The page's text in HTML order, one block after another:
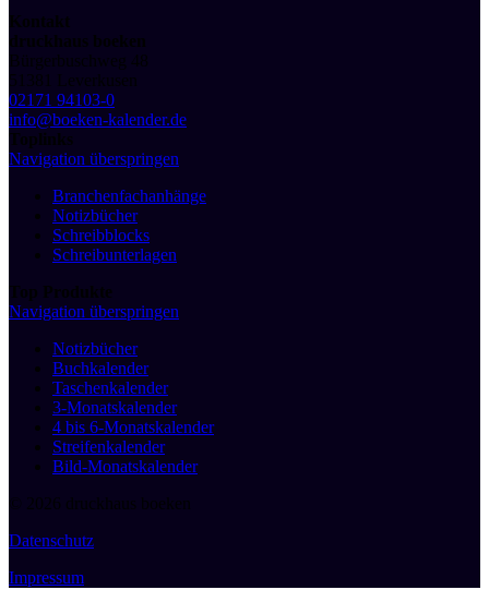
Kontakt
druckhaus boeken
Bürgerbuschweg 48
51381 Leverkusen
02171 94103-0
info@boeken-kalender.de
Toplinks
Navigation überspringen
Branchenfachanhänge
Notizbücher
Schreibblocks
Schreibunterlagen
Top Produkte
Navigation überspringen
Notizbücher
Buchkalender
Taschenkalender
3-Monatskalender
4 bis 6-Monatskalender
Streifenkalender
Bild-Monatskalender
© 2026 druckhaus boeken
Datenschutz
Impressum